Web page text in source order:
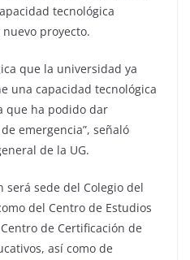
tecnológica
proyecto.
que la universidad ya
una capacidad tecnológica
que ha podido dar
emergencia”, señaló
de la UG.
será sede del Colegio del
del Centro de Estudios
de Certificación de
así como de